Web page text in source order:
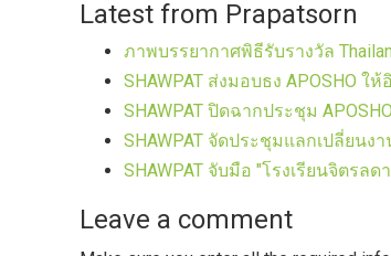
Latest from Prapatsorn
ภาพบรรยากาศพิธีรับรางวัล
SHAWPAT ส่งมอบธง APOSHO
SHAWPAT ปิดฉากประชุม
SHAWPAT จัดประชุมแลกเปลี่ยน
SHAWPAT จับมือ "โรงเรียนจิตร
Leave a comment